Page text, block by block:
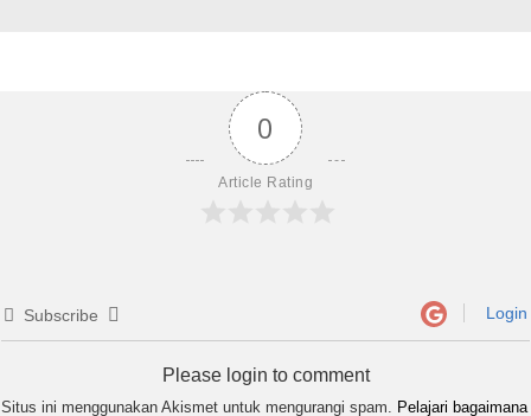
0
Article Rating
Subscribe Login
Please login to comment
Situs ini menggunakan Akismet untuk mengurangi spam. Pelajari bagaimana